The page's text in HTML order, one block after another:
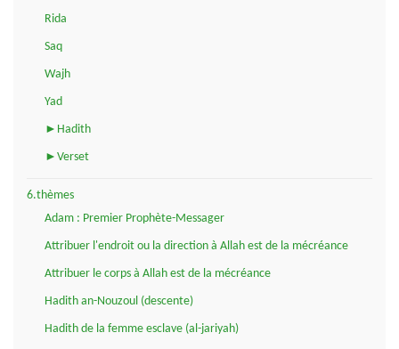
Rida
Saq
Wajh
Yad
►Hadith
►Verset
6.thèmes
Adam : Premier Prophète-Messager
Attribuer l'endroit ou la direction à Allah est de la mécréance
Attribuer le corps à Allah est de la mécréance
Hadith an-Nouzoul (descente)
Hadith de la femme esclave (al-jariyah)